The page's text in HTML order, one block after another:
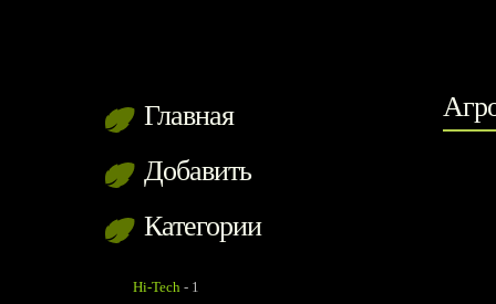
Главная
Добавить
Категории
Hi-Tech - 1